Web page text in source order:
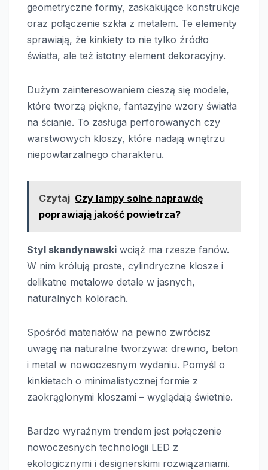
geometryczne formy, zaskakujące konstrukcje
oraz połączenie szkła z metalem. Te elementy
sprawiają, że kinkiety to nie tylko źródło
światła, ale też istotny element dekoracyjny.
Dużym zainteresowaniem cieszą się modele,
które tworzą piękne, fantazyjne wzory światła
na ścianie. To zasługa perforowanych czy
warstwowych kloszy, które nadają wnętrzu
niepowtarzalnego charakteru.
Czytaj Czy lampy solne naprawdę
poprawiają jakość powietrza?
Styl skandynawski wciąż ma rzesze fanów.
W nim królują proste, cylindryczne klosze i
delikatne metalowe detale w jasnych,
naturalnych kolorach.
Spośród materiałów na pewno zwrócisz
uwagę na naturalne tworzywa: drewno, beton
i metal w nowoczesnym wydaniu. Pomyśl o
kinkietach o minimalistycznej formie z
zaokrąglonymi kloszami – wyglądają świetnie.
Bardzo wyraźnym trendem jest połączenie
nowoczesnych technologii LED z
ekologicznymi i designerskimi rozwiązaniami.